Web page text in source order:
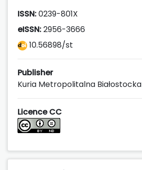
ISSN:0239-801X
eISSN:2956-3666
10.56898/st
Publisher
Kuria Metropolitalna Białostocka
Licence CC